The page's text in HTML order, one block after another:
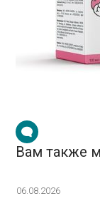
Вам также
06.08.2026